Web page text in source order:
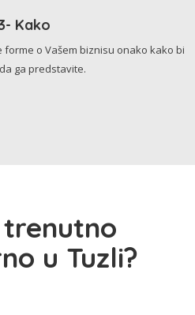
Kako
o Vašem biznisu onako kako bi
ga predstavite.
u Tuzli?